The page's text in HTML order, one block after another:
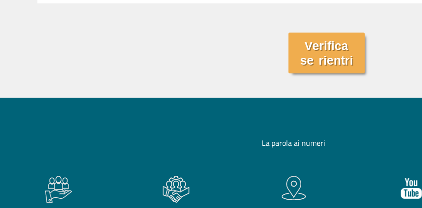
Verifica
se rientri
La parola ai numeri